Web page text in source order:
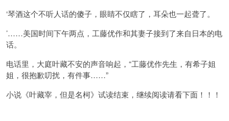
‘琴酒这个不听人话的傻子，眼睛不仅瞎了，耳朵也一起聋了。
’……美国时间下午两点，工藤优作和其妻子接到了来自日本的电
话。
电话里，大庭叶藏不安的声音响起，“工藤优作先生，有希子姐
姐，很抱歉叨扰，有件事……”
小说《叶藏宰，但是名柯》试读结束，继续阅读请看下面！！！